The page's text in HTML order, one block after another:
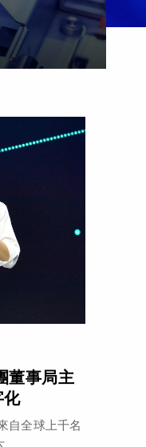
董事局主
化
自全球上千名